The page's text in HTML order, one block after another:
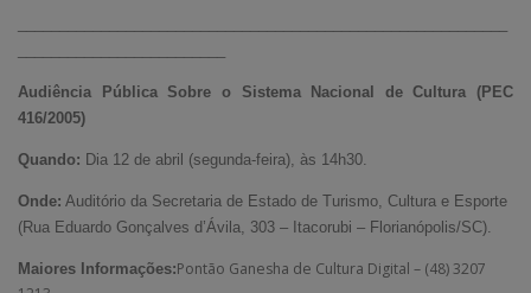
Audiência Pública Sobre o Sistema Nacional de Cultura (PEC
416/2005)
Quando: Dia 12 de abril (segunda-feira), às 14h30.
Onde: Auditório da Secretaria de Estado de Turismo, Cultura e Esporte
(Rua Eduardo Gonçalves d’Ávila, 303 – Itacorubi – Florianópolis/SC).
Maiores Informações:Pontão Ganesha de Cultura Digital – (48) 3207